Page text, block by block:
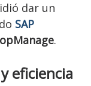
dar un
SAP
.
eficiencia